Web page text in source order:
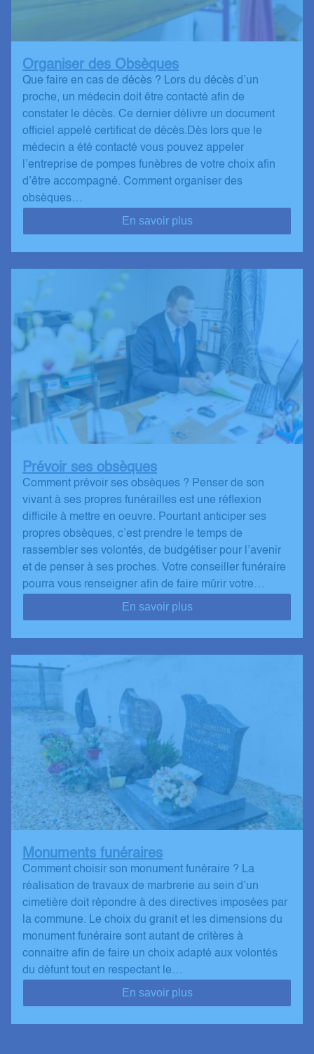
Organiser des Obsèques
Que faire en cas de décès ? Lors du décès d’un
proche, un médecin doit être contacté afin de
constater le décès. Ce dernier délivre un document
officiel appelé certificat de décès.Dès lors que le
médecin a été contacté vous pouvez appeler
l’entreprise de pompes funèbres de votre choix afin
d’être accompagné. Comment organiser des
obsèques…
En savoir plus
Prévoir ses obsèques
Comment prévoir ses obsèques ? Penser de son
vivant à ses propres funérailles est une réflexion
difficile à mettre en oeuvre. Pourtant anticiper ses
propres obsèques, c’est prendre le temps de
rassembler ses volontés, de budgétiser pour l’avenir
et de penser à ses proches. Votre conseiller funéraire
pourra vous renseigner afin de faire mûrir votre…
En savoir plus
Monuments funéraires
Comment choisir son monument funéraire ? La
réalisation de travaux de marbrerie au sein d’un
cimetière doit répondre à des directives imposées par
la commune. Le choix du granit et les dimensions du
monument funéraire sont autant de critères à
connaitre afin de faire un choix adapté aux volontés
du défunt tout en respectant le…
En savoir plus